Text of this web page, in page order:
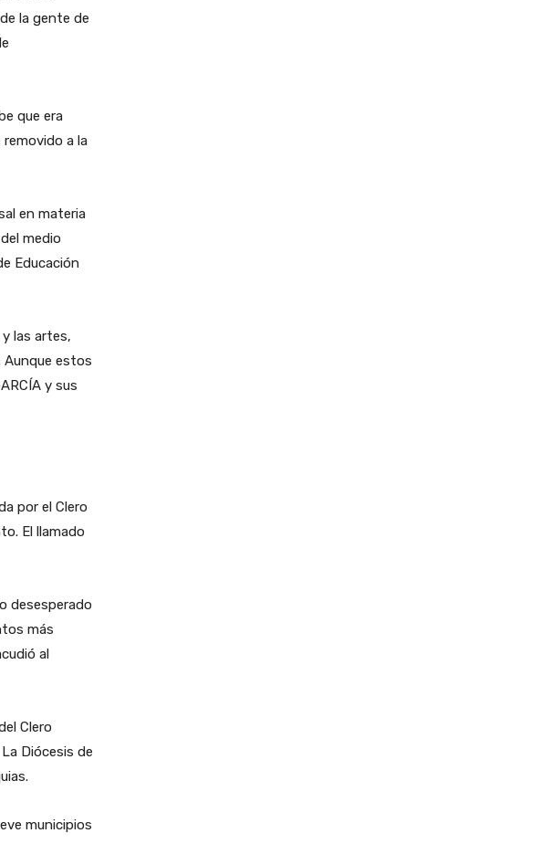
la gente de
que era
a la
en materia
medio
Educación
las artes,
estos
y sus
por el Clero
El llamado
desesperado
más
al
Clero
Diócesis de
municipios